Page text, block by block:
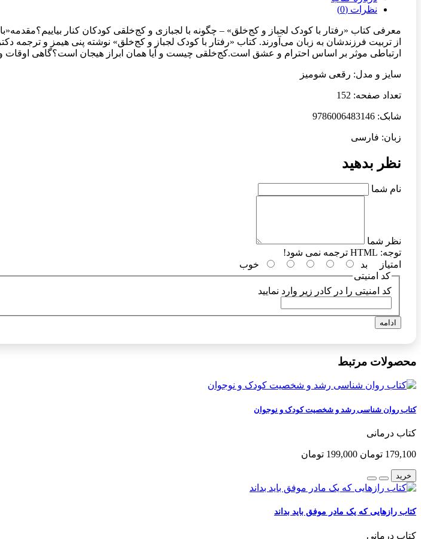
نظرات (0)
معرفی کتاب «رفتار با کودک لجباز و کج‌خلق» – چگونه با لجبازی و کج‌خلقی کودکان کنار
از تربیت فرزندشان به زبان می‌آورند. کتاب «رفتار با کودک لجباز و کج‌خلق» نوشته پنی هیمز و ترجمه
ارتباطی موثر بر اساس احترام و عشق است.کج‌خلقی چیست و آیا همان ابراز هیجان است؟گاهی اوقات
سایز و مدل: رقعی شومیز
تعداد صفحه: 152
شابک: 9786006483146
زبان: فارسی
نظر بدهید
نام شما
نظر شما
توجه:
امتیاز
بد
خوب
کد امنیتی
کد امنیتی را در کادر زیر وارد نمایید
ادامه
محصولات مرتبط
کتاب روان شناسی رشد و شخصیت کودک و نوجوان
کتاب درمانی
179,100 تومان 199,000 تومان
خرید
کتاب رازهایی که یک مادر موفق باید بداند
کتاب درمانی